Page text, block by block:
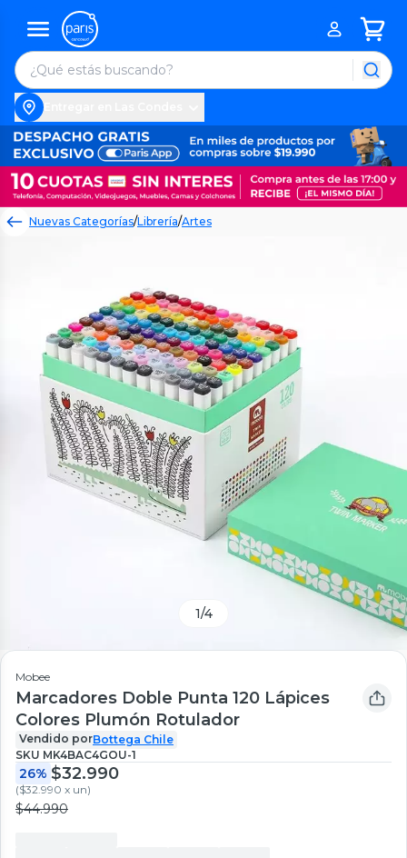
Nuevas Categorías/Librería/Artes
1/4
Mobee
Marcadores Doble Punta 120 Lápices
Colores Plumón Rotulador
Vendido porBottega Chile
SKU MK4BAC4GOU-1
26% $32.990
($32.990 x un)
$44.990